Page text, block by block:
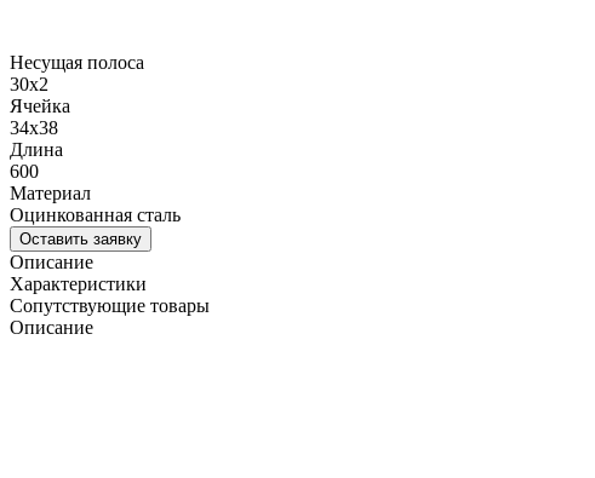
Несущая полоса
30x2
Ячейка
34х38
Длина
600
Материал
Оцинкованная сталь
Оставить заявку
Описание
Характеристики
Сопутствующие товары
Описание